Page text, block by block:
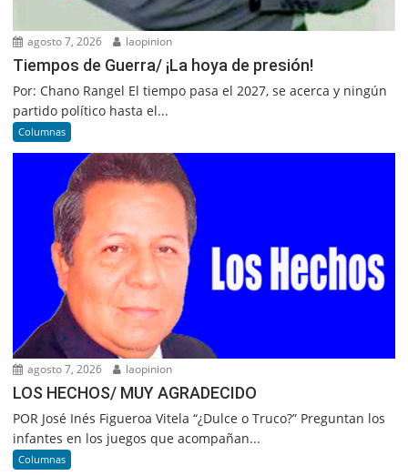
agosto 7, 2026 laopinion
Tiempos de Guerra/ ¡La hoya de presión!
Por: Chano Rangel El tiempo pasa el 2027, se acerca y ningún
partido político hasta el...
Columnas
agosto 7, 2026 laopinion
LOS HECHOS/ MUY AGRADECIDO
POR José Inés Figueroa Vitela “¿Dulce o Truco?” Preguntan los
infantes en los juegos que acompañan...
Columnas